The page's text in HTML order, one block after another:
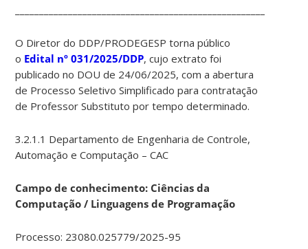
O Diretor do DDP/PRODEGESP torna público
o Edital nº 031/2025/DDP, cujo extrato foi
publicado no DOU de 24/06/2025, com a abertura
de Processo Seletivo Simplificado para contratação
de Professor Substituto por tempo determinado.
3.2.1.1 Departamento de Engenharia de Controle,
Automação e Computação – CAC
Campo de conhecimento: Ciências da
Computação / Linguagens de Programação
Processo: 23080.025779/2025-95